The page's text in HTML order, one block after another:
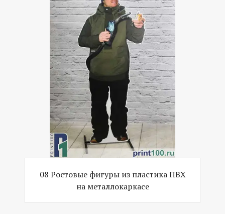
08 Ростовые фигуры из пластика ПВХ
на металлокаркасе